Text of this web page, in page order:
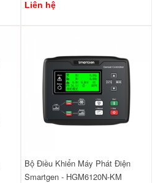
Liên hệ
Bộ Điều Khiển Máy Phát Điện
Smartgen - HGM6120N-KM